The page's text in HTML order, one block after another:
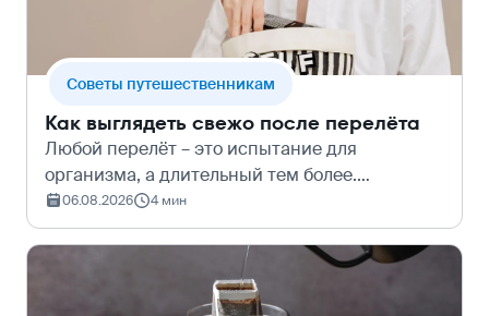
Cоветы путешественникам
Как выглядеть свежо после перелёта
Любой перелёт – это испытание для
организма, а длительный тем более.
Особенно от него страдает кожа, ведь воздух
в салоне самолёта циркулирует через
мощные системы фильтрации, из-за чего
06.08.2026 4 мин